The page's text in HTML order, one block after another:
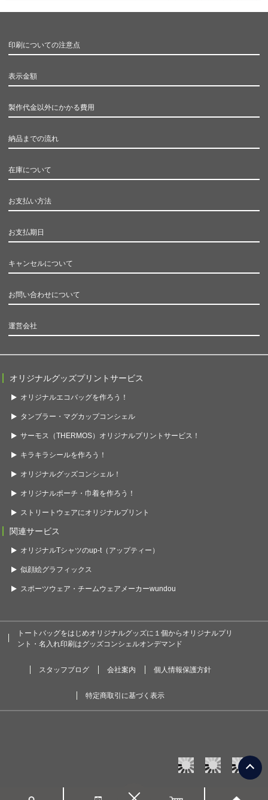
印刷についての注意点
表示金額
製作代金以外にかかる費用
納品までの流れ
在庫について
お支払い方法
お支払期日
キャンセルについて
お問い合わせについて
運営会社
オリジナルグッズプリントサービス
オリジナルエコバッグを作ろう！
タンブラー・マグカップコンシェル
サーモス（THERMOS）オリジナルプリントサービス！
キラキラシールを作ろう！
オリジナルグッズコンシェル！
オリジナルポーチ・巾着を作ろう！
ストリートウェアにオリジナルプリント
関連サービス
オリジナルTシャツのup-t（アップティー）
似顔絵グラフィックス
スポーツウェア・チームウェアメーカーwundou
トートバッグをはじめオリジナルグッズに１個からオリジナルプリ
ント・名入れ印刷はグッズコンシェルオンデマンド
スタッフブログ 会社案内 個人情報保護方針
特定商取引に基づく表示